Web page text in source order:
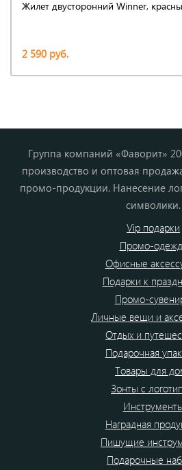
Жилет двусторонний Winner,
2 590 руб.
Группа компаний «Фаворит»
производство и оптовая
промо-продукции. Нанесение
символики.
Vip подарки
Промо-
Офисные
Подарки к
Промо-
Личные вещи и
Отдых и
Подарочная
Товары для
Зонты с
Наградная
Пишущие
Подарочные